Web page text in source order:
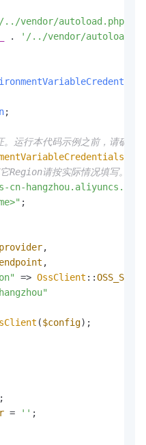
vendor/autoload.php'
.
'/../vendor/
;
行本代码示例之前，请确保已
请按实际情况填写。
hangzhou.aliyuncs.com"
;
,
,
=> OssClient ::
($config);
;
= '' ;